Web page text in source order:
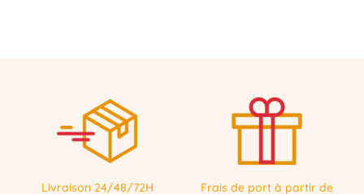
Livraison 24/48/72H
Frais de port à partir de